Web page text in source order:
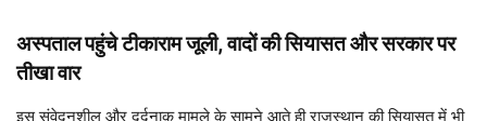
अस्पताल पहुंचे टीकाराम जूली, वादों की सियासत और सरकार पर
तीखा वार
इस संवेदनशील और दर्दनाक मामले के सामने आते ही राजस्थान की सियासत में भी